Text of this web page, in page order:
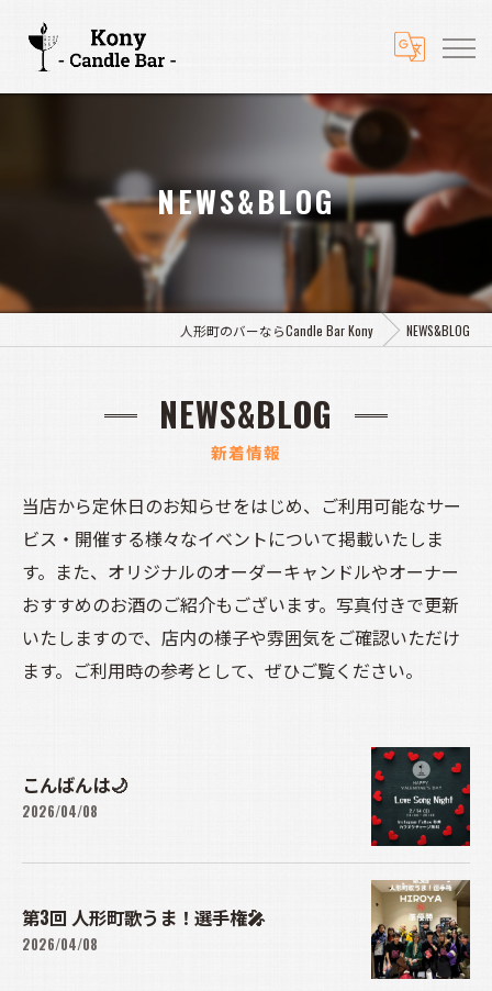
NEWS&BLOG
人形町のバーならCandle Bar Kony NEWS&BLOG
NEWS&BLOG
新着情報
当店から定休日のお知らせをはじめ、ご利用可能なサー
ビス・開催する様々なイベントについて掲載いたしま
す。また、オリジナルのオーダーキャンドルやオーナー
おすすめのお酒のご紹介もございます。写真付きで更新
いたしますので、店内の様子や雰囲気をご確認いただけ
ます。ご利用時の参考として、ぜひご覧ください。
こんばんは🌙
2026/04/08
第3回 人形町歌うま！選手権🎤
2026/04/08